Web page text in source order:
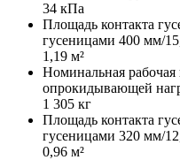
34 кПа
Площадь контакта
гусеницами 400 мм/
1,19 м²
Номинальная рабочая
опрокидывающей
1 305 кг
Площадь контакта
гусеницами 320 мм/
0,96 м²